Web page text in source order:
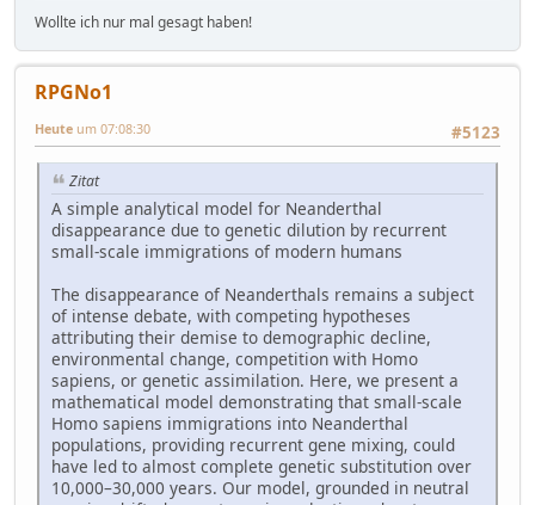
Wollte ich nur mal gesagt haben!
RPGNo1
#5123
Heute um 07:08:30
Zitat
A simple analytical model for Neanderthal
disappearance due to genetic dilution by recurrent
small-scale immigrations of modern humans
The disappearance of Neanderthals remains a subject
of intense debate, with competing hypotheses
attributing their demise to demographic decline,
environmental change, competition with Homo
sapiens, or genetic assimilation. Here, we present a
mathematical model demonstrating that small-scale
Homo sapiens immigrations into Neanderthal
populations, providing recurrent gene mixing, could
have led to almost complete genetic substitution over
10,000–30,000 years. Our model, grounded in neutral